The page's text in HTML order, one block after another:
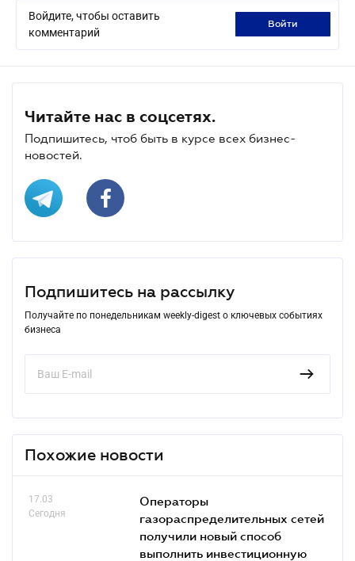
Войдите, чтобы оставить
комментарий
войти
Читайте нас в соцсетях.
Подпишитесь, чтоб быть в курсе всех бизнес-
новостей.
Подпишитесь на рассылку
Получайте по понедельникам weekly-digest о ключевых событиях
бизнеса
Похожие новости
17.03
Сегодня
Операторы
газораспределительных сетей
получили новый способ
выполнить инвестиционную